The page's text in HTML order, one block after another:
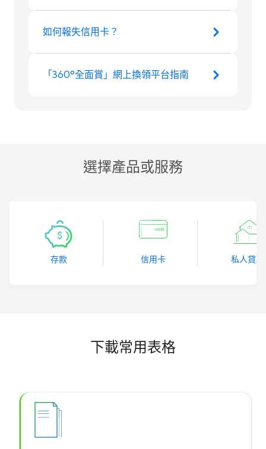
如何報失信用卡？
「360°全面賞」網上換領平台指南
選擇產品或服務
存款 信用卡 私人貸款
下載常用表格